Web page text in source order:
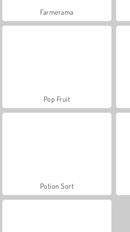
Farmerama
Pop Fruit
Potion Sort